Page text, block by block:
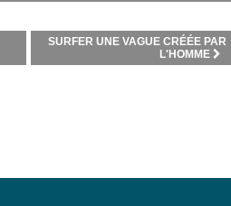
SURFER UNE VAGUE CRÉÉE PAR
L'HOMME